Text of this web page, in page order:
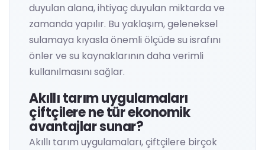
duyulan alana, ihtiyaç duyulan miktarda ve
zamanda yapılır. Bu yaklaşım, geleneksel
sulamaya kıyasla önemli ölçüde su israfını
önler ve su kaynaklarının daha verimli
kullanılmasını sağlar.
Akıllı tarım uygulamaları
çiftçilere ne tür ekonomik
avantajlar sunar?
Akıllı tarım uygulamaları, çiftçilere birçok